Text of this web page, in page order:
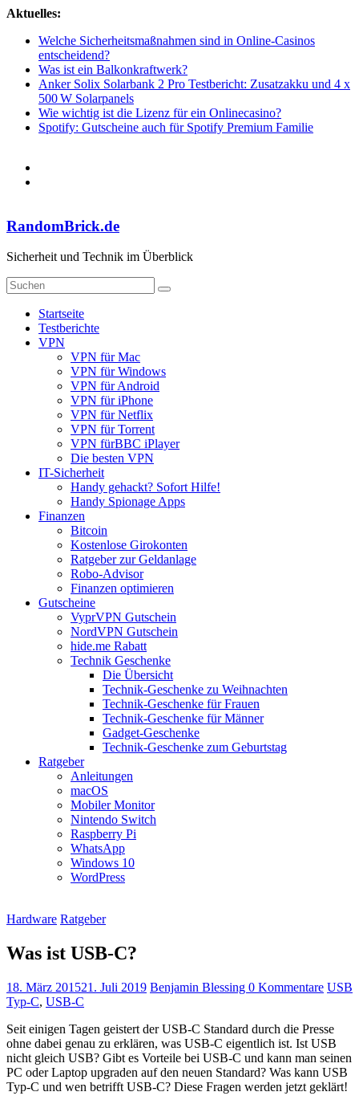
Zum
springen
Aktuelles:
Welche Sicherheitsmaßnahmen sind in Online-Casinos
entscheidend?
Was ist ein Balkonkraftwerk?
Anker Solix Solarbank 2 Pro Testbericht: Zusatzakku und 4 x
500 W Solarpanels
Wie wichtig ist die Lizenz für ein Onlinecasino?
Spotify: Gutscheine auch für Spotify Premium Familie
RandomBrick.de
Sicherheit und Technik im Überblick
Startseite
Testberichte
VPN
VPN für Mac
VPN für Windows
VPN für Android
VPN für iPhone
VPN für Netflix
VPN für Torrent
VPN fürBBC iPlayer
Die besten VPN
IT-Sicherheit
Handy gehackt? Sofort Hilfe!
Handy Spionage Apps
Finanzen
Bitcoin
Kostenlose Girokonten
Ratgeber zur Geldanlage
Robo-Advisor
Finanzen optimieren
Gutscheine
VyprVPN Gutschein
NordVPN Gutschein
hide.me Rabatt
Technik Geschenke
Die Übersicht
Technik-Geschenke zu Weihnachten
Technik-Geschenke für Frauen
Technik-Geschenke für Männer
Gadget-Geschenke
Technik-Geschenke zum Geburtstag
Ratgeber
Anleitungen
macOS
Mobiler Monitor
Nintendo Switch
Raspberry Pi
WhatsApp
Windows 10
WordPress
Hardware Ratgeber
Was ist USB-C?
18. März 201521. Juli 2019 Benjamin Blessing 0 Kommentare USB
Typ-C, USB-C
Seit einigen Tagen geistert der USB-C Standard durch die Presse
ohne dabei genau zu erklären, was USB-C eigentlich ist. Ist USB
nicht gleich USB? Gibt es Vorteile bei USB-C und kann man seinen
PC oder Laptop upgraden auf den neuen Standard? Was kann USB
Typ-C und wen betrifft USB-C? Diese Fragen werden jetzt geklärt!